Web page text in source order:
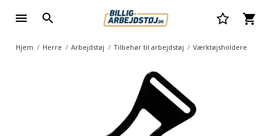
Hjem Herre Arbejdstøj Tilbehør til arbejdstøj Værktøjsholdere